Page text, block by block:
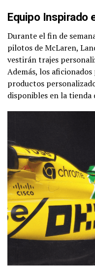
Equipo Inspirado
Durante el fin de
pilotos de McLaren,
vestirán trajes
Además, los
productos
disponibles en la tienda